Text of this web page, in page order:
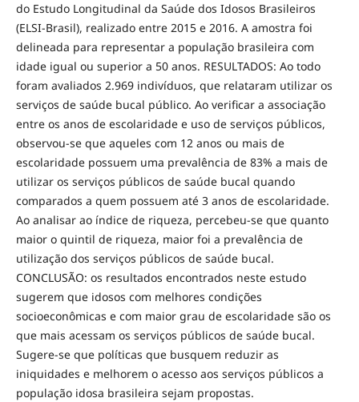
do Estudo Longitudinal da Saúde dos Idosos Brasileiros
(ELSI-Brasil), realizado entre 2015 e 2016. A amostra foi
delineada para representar a população brasileira com
idade igual ou superior a 50 anos. RESULTADOS: Ao todo
foram avaliados 2.969 indivíduos, que relataram utilizar os
serviços de saúde bucal público. Ao verificar a associação
entre os anos de escolaridade e uso de serviços públicos,
observou-se que aqueles com 12 anos ou mais de
escolaridade possuem uma prevalência de 83% a mais de
utilizar os serviços públicos de saúde bucal quando
comparados a quem possuem até 3 anos de escolaridade.
Ao analisar ao índice de riqueza, percebeu-se que quanto
maior o quintil de riqueza, maior foi a prevalência de
utilização dos serviços públicos de saúde bucal.
CONCLUSÃO: os resultados encontrados neste estudo
sugerem que idosos com melhores condições
socioeconômicas e com maior grau de escolaridade são os
que mais acessam os serviços públicos de saúde bucal.
Sugere-se que políticas que busquem reduzir as
iniquidades e melhorem o acesso aos serviços públicos a
população idosa brasileira sejam propostas.